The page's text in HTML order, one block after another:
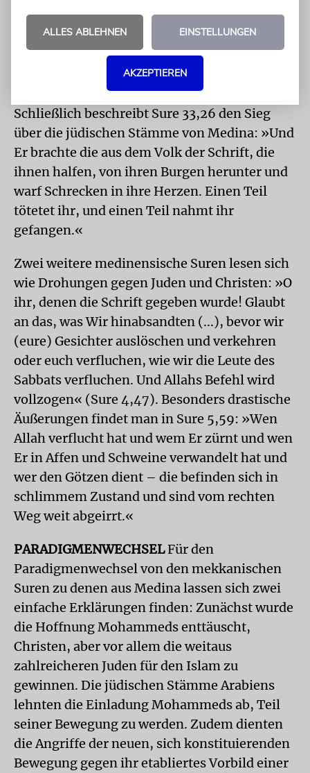
und verwirft damit die Hebräische Bibel und
das Neue Testament. Außerdem ändert er die
Gebetsrichtung von Jerusalem nach Mekka,
wodurch die Stadt mit ihrem Heiligtum, der
Kaaba, zum Zentrum des Islam wurde.
Schließlich beschreibt Sure 33,26 den Sieg
über die jüdischen Stämme von Medina: »Und
Er brachte die aus dem Volk der Schrift, die
ihnen halfen, von ihren Burgen herunter und
warf Schrecken in ihre Herzen. Einen Teil
tötetet ihr, und einen Teil nahmt ihr
gefangen.«
Zwei weitere medinensische Suren lesen sich
wie Drohungen gegen Juden und Christen: »O
ihr, denen die Schrift gegeben wurde! Glaubt
an das, was Wir hinabsandten (...), bevor wir
(eure) Gesichter auslöschen und verkehren
oder euch verfluchen, wie wir die Leute des
Sabbats verfluchen. Und Allahs Befehl wird
vollzogen« (Sure 4,47). Besonders drastische
Äußerungen findet man in Sure 5,59: »Wen
Allah verflucht hat und wem Er zürnt und wen
Er in Affen und Schweine verwandelt hat und
wer den Götzen dient – die befinden sich in
schlimmem Zustand und sind vom rechten
Weg weit abgeirrt.«
PARADIGMENWECHSELFür den
Paradigmenwechsel von den mekkanischen
Suren zu denen aus Medina lassen sich zwei
einfache Erklärungen finden: Zunächst wurde
die Hoffnung Mohammeds enttäuscht,
Christen, aber vor allem die weitaus
zahlreicheren Juden für den Islam zu
gewinnen. Die jüdischen Stämme Arabiens
lehnten die Einladung Mohammeds ab, Teil
seiner Bewegung zu werden. Zudem dienten
die Angriffe der neuen, sich konstituierenden
Bewegung gegen ihr etabliertes Vorbild einer
ALLES ABLEHNEN EINSTELLUNGEN
AKZEPTIEREN